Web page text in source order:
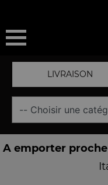
LIVRAISON
A emporter